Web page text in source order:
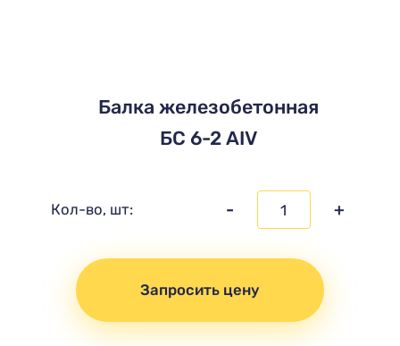
Балка железобетонная
БС 6-2 АIV
Кол-во, шт: - +
Запросить цену